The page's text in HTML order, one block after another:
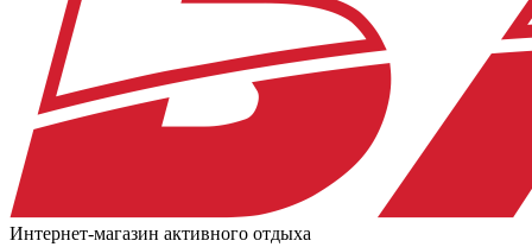
Интернет-магазин активного отдыха